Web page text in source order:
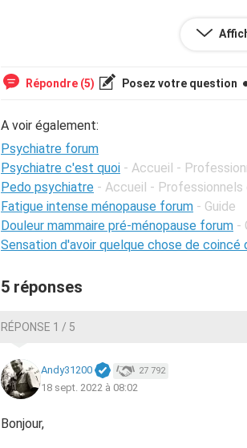
Répondre (5) Posez votre question
A voir également:
Psychiatre forum
Psychiatre c'est quoi - Accueil -
Pedo psychiatre - Accueil - Professionnels
Fatigue intense ménopause forum - Guide
Douleur mammaire pré-ménopause forum -
Sensation d'avoir quelque chose de coincé
5 réponses
RÉPONSE 1 / 5
Andy31200 27 792
18 sept. 2022 à 08:02
Bonjour,